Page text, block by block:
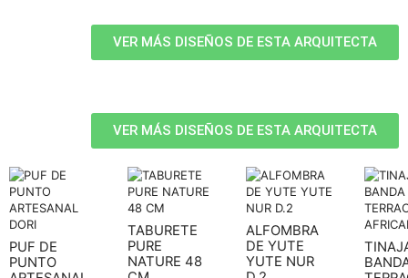
VER MÁS DISEÑOS DE ESTA ARQUITECTA
VER MÁS DISEÑOS DE ESTA ARQUITECTA
PUF DE
PUNTO
TABURETE
PURE
NATURE 48
ALFOMBRA
DE YUTE
YUTE NUR